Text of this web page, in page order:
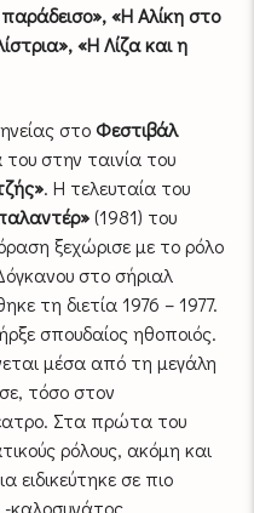
«Η Αλίκη στο
«Η Λίζα και η
στο Φεστιβάλ
του στην ταινία του
. Η τελευταία του
(1981) του
ξεχώρισε με το ρόλο
στο σήριαλ
τη διετία 1976 – 1977.
σπουδαίος ηθοποιός.
μέσα από τη μεγάλη
τόσο στον
Στα πρώτα του
ρόλους, ακόμη και
ειδικεύτηκε σε πιο
καλοσυνάτος,